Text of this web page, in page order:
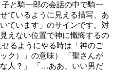
と騎一郎の会話の中で騎一
ているように見える描写、あ
ています」のサインです。対
えない位置で神に懺悔するの
るようにやる時は「神のご
ク）」の意味） 「聖さんが
人？」 「…ああ、いい男だ